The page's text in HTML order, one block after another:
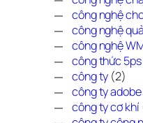
công nghệ
công nghệ
công nghệ
công thức 5ps
công ty (2)
công ty adobe
công ty cơ khí